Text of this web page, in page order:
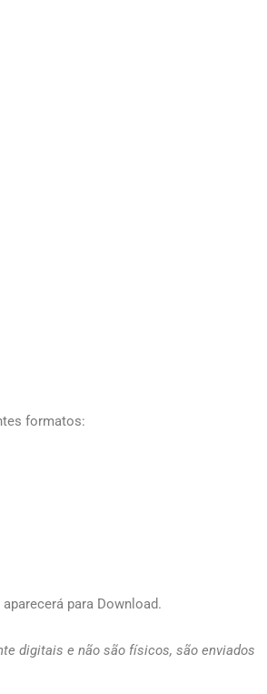
formatos:
para Download.
digitais e não são físicos, são enviados